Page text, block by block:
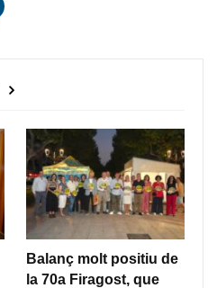
Balanç molt positiu de
la 70a Firagost, que